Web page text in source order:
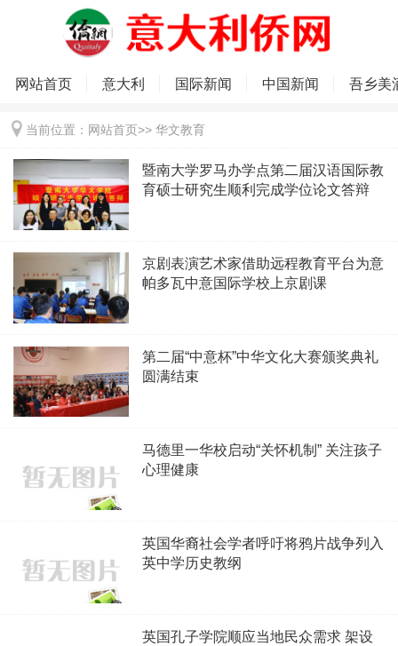
网站首页 意大利 国际新闻 中国新闻 吾乡美
当前位置： 网站首页>> 华文教育
暨南大学罗马办学点第二届汉语国际教
育硕士研究生顺利完成学位论文答辩
京剧表演艺术家借助远程教育平台为意
帕多瓦中意国际学校上京剧课
第二届“中意杯”中华文化大赛颁奖典礼
圆满结束
马德里一华校启动“关怀机制” 关注孩子
心理健康
英国华裔社会学者呼吁将鸦片战争列入
英中学历史教纲
英国孔子学院顺应当地民众需求 架设